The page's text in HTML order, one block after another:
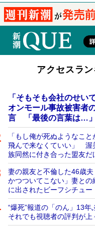
アクセスラ
「そもそも会社のせ
オンモール事故被害者
言 「最後の言葉は…」
「もし俺が死ぬようなこ
飛んで来なくていい」
族同然に付き合った盟友だ
妻の親友と不倫した46歳
かつついてこない」妻との
に出されたビーフシチュー
“爆死”報道の「のん」13
それでも視聴者の評判が上